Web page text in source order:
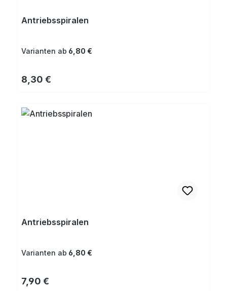
Antriebsspiralen
Varianten ab 6,80 €
Regulärer Preis:
8,30 €
Antriebsspiralen
Varianten ab 6,80 €
Regulärer Preis:
7,90 €